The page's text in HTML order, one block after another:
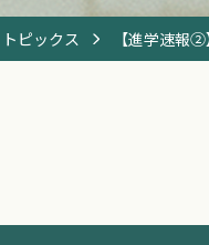
ピックス 【進学速報